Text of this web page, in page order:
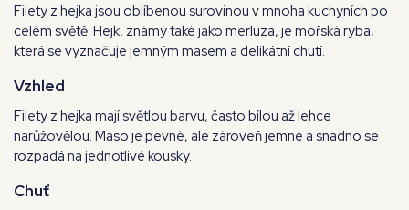
Filety z hejka jsou oblíbenou surovinou v mnoha kuchyních po
celém světě. Hejk, známý také jako merluza, je mořská ryba,
která se vyznačuje jemným masem a delikátní chutí.
Vzhled
Filety z hejka mají světlou barvu, často bílou až lehce
narůžovělou. Maso je pevné, ale zároveň jemné a snadno se
rozpadá na jednotlivé kousky.
Chuť